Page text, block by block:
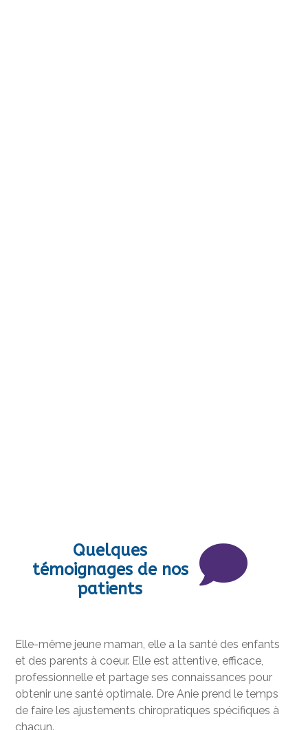
Quelques
témoignages de nos
patients
Elle-même jeune maman, elle a la santé des enfants
et des parents à coeur. Elle est attentive, efficace,
professionnelle et partage ses connaissances pour
obtenir une santé optimale. Dre Anie prend le temps
de faire les ajustements chiropratiques spécifiques à
chacun.